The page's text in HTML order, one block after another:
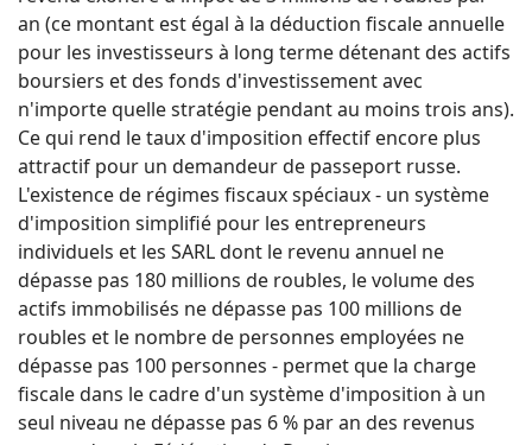
an (ce montant est égal à la déduction fiscale annuelle
pour les investisseurs à long terme détenant des actifs
boursiers et des fonds d'investissement avec
n'importe quelle stratégie pendant au moins trois ans).
Ce qui rend le taux d'imposition effectif encore plus
attractif pour un demandeur de passeport russe.
L'existence de régimes fiscaux spéciaux - un système
d'imposition simplifié pour les entrepreneurs
individuels et les SARL dont le revenu annuel ne
dépasse pas 180 millions de roubles, le volume des
actifs immobilisés ne dépasse pas 100 millions de
roubles et le nombre de personnes employées ne
dépasse pas 100 personnes - permet que la charge
fiscale dans le cadre d'un système d'imposition à un
seul niveau ne dépasse pas 6 % par an des revenus